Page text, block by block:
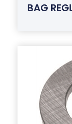
BAG